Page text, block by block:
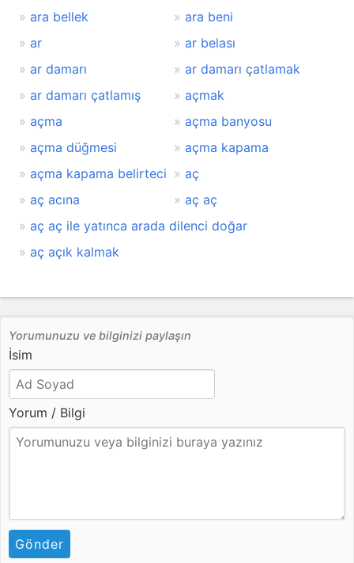
ara bellek
ara beni
ar
ar belası
ar damarı
ar damarı çatlamak
ar damarı çatlamış
açmak
açma
açma banyosu
açma düğmesi
açma kapama
açma kapama belirteci
aç
aç acına
aç aç
aç aç ile yatınca arada dilenci doğar
aç açık kalmak
Yorumunuzu ve bilginizi paylaşın
İsim
Yorum / Bilgi
Gönder